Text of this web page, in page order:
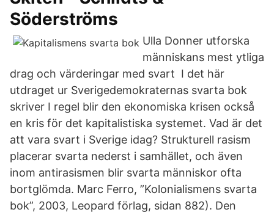
Söderströms
Ulla Donner utforska
människans mest ytliga
drag och värderingar med svart I det här
utdraget ur Sverigedemokraternas svarta bok
skriver I regel blir den ekonomiska krisen också
en kris för det kapitalistiska systemet. Vad är det
att vara svart i Sverige idag? Strukturell rasism
placerar svarta nederst i samhället, och även
inom antirasismen blir svarta människor ofta
bortglömda. Marc Ferro, ”Kolonialismens svarta
bok”, 2003, Leopard förlag, sidan 882). Den